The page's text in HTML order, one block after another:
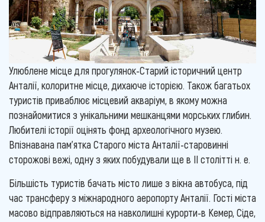
Улюблене місце для прогулянок-Старий історичний центр
Анталії, колоритне місце, дихаюче історією. Також багатьох
туристів приваблює місцевий акваріум, в якому можна
познайомитися з унікальними мешканцями морських глибин.
Любителі історії оцінять фонд археологічного музею.
Впізнавана пам'ятка Старого міста Анталії-старовинні
сторожові вежі, одну з яких побудували ще в II столітті н. е.
Більшість туристів бачать місто лише з вікна автобуса, під
час трансферу з міжнародного аеропорту Анталії. Гості міста
масово відправляються на навколишні курорти-в Кемер, Сіде,